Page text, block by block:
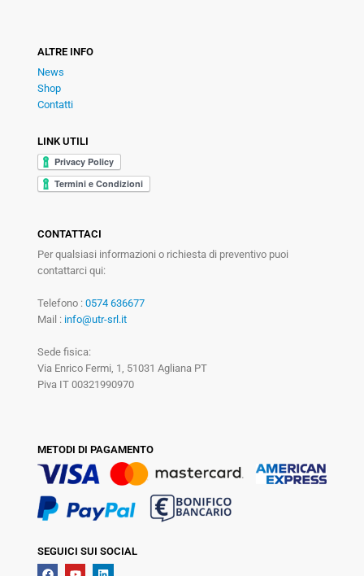
ALTRE INFO
News
Shop
Contatti
LINK UTILI
CONTATTACI
Per qualsiasi informazioni o richiesta di preventivo puoi
contattarci qui:
Telefono : 0574 636677
Mail : info@utr-srl.it
Sede fisica:
Via Enrico Fermi, 1, 51031 Agliana PT
Piva IT 00321990970
METODI DI PAGAMENTO
SEGUICI SUI SOCIAL